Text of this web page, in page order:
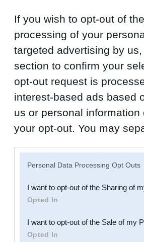
If you wish to opt-out of
processing of your
targeted advertising by
section to confirm your
opt-out request is
interest-based ads based
us or personal
your opt-out. You may
Downstream Participants
third parties.
Personal Data Processing Opt Outs
I want to opt-out of the Sharing of
Opted In
I want to opt-out of the Sale of my
Opted In